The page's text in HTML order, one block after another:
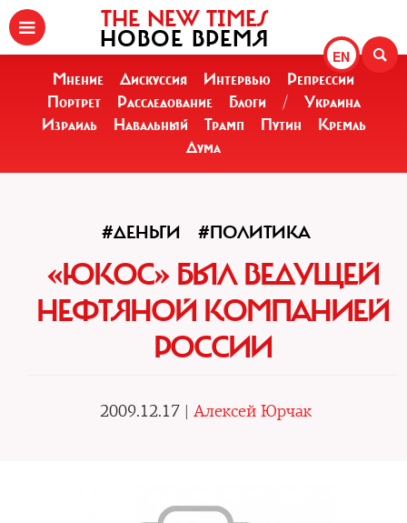
EN
THE NEW TIMES
НОВОЕ ВРЕМЯ
Мнение Дискуссия Интервью
Репрессии
Портрет
Расследование Блоги /
Украина
Израиль
Навальный Трамп Путин
Кремль
Дума
#ДЕНЬГИ #ПОЛИТИКА
«ЮКОС» БЫЛ ВЕДУЩЕЙ
НЕФТЯНОЙ КОМПАНИЕЙ
РОССИИ
2009.12.17 | Алексей Юрчак